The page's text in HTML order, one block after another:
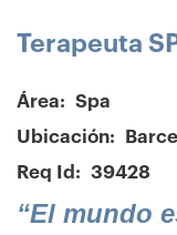
Terapeuta
Área: Spa
Ubicación:
Req Id: 39428
“El mundo